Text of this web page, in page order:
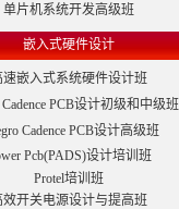
单片机系统开发高级班
嵌入式硬件设计
速嵌入式系统硬件设计班
PCB设计初级和中级班
Cadence PCB设计高级班
Pcb(PADS)设计培训班
Protel培训班
效开关电源设计与提高班